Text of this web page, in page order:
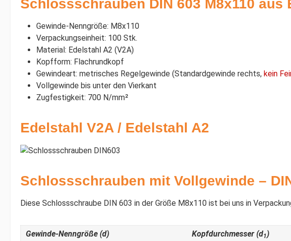
Schlossschrauben DIN 603 M8x110 aus
Gewinde-Nenngröße: M8x110
Verpackungseinheit: 100 Stk.
Material: Edelstahl A2 (V2A)
Kopfform: Flachrundkopf
Gewindeart: metrisches Regelgewinde (Standardgewinde rechts, kein
Vollgewinde bis unter den Vierkant
Zugfestigkeit: 700 N/mm²
Edelstahl V2A / Edelstahl A2
Schlossschrauben mit Vollgewinde –
Diese Schlossschraube DIN 603 in der Größe M8x110 ist bei uns in
Gewinde-Nenngröße (d) Kopfdurchmesser (d1)